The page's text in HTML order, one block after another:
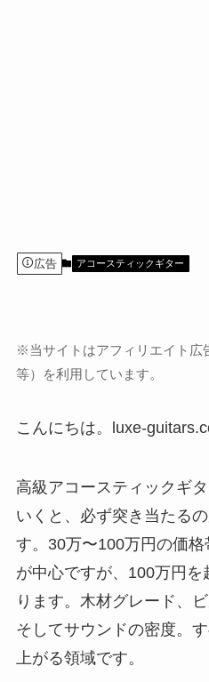
広告 アコースティックギター
※当サイトはアフィリエイト広
等）を利用しています。
こんにちは。luxe-
高級アコースティックギ
いくと、必ず突き当たる
す。30万〜100万円の価
が中心ですが、100万円
ります。木材グレード、
そしてサウンドの密度。
上がる領域です。